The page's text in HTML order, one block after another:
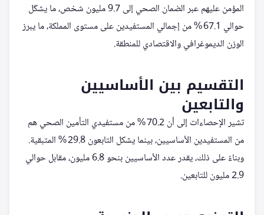
المؤمن عليهم عبر الضمان الصحي إلى 9.7 مليون شخص، ما يشكّل
حوالي 67.1 % من إجمالي المستفيدين على مستوى المملكة، ما يبرز
الوزن الديموغرافي والاقتصادي للمنطقة.
التقسيم بين الأساسيين
والتابعين
تشير الإحصاءات إلى أن 70.2 % من مستفيدي التأمين الصحي هم
من المستفيدين الأساسيين، بينما يشكل التابعون 29.8 % المتبقية.
وبناءً على ذلك، يقدر عدد الأساسيين بنحو 6.8 مليون، مقابل حوالي
2.9 مليون للتابعين.